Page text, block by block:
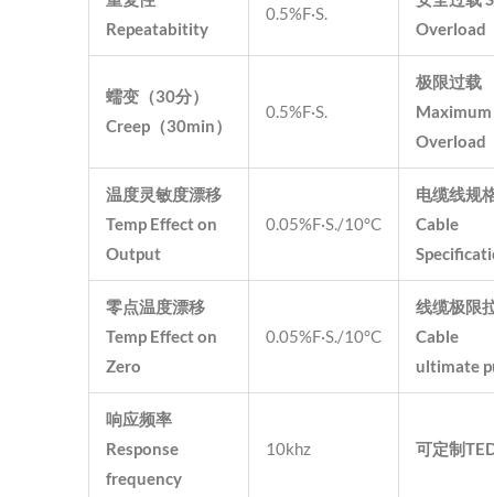
Repeatabitity
0.5%F·S.
Overload
蠕变（30分）
Creep（30min）
0.5%F·S.
极限过载
Maximum
Overload
温度灵敏度漂移
Temp Effect on
Output
0.05%F·S./10°C
电缆线规
Cable
零点温度漂移
Temp Effect on
Zero
0.05%F·S./10°C
线缆极限
Cable
ultimate
响应频率
Response
frequency
10khz 可定制